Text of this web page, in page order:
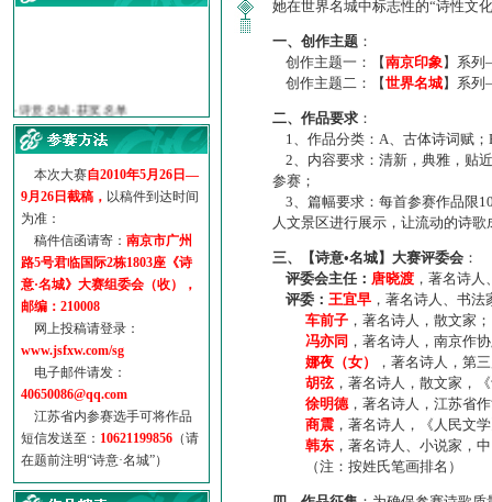
·【诗意·名城】地铁展示作...
·诗意名城·地铁时间
·地铁完美呈现【诗意·名城...
参赛作品多达5000多首
“诗意·名城”晒诗会
特别通知--致广大诗词爱好...
本次大赛自2010年5月26日—
9月26日截稿， 以稿件到达时间
为准：
稿件信函请寄： 南京市广州
路5号君临国际2栋1803座《诗
意·名城》大赛组委会（收），
邮编：210008
网上投稿请登录：
www.jsfxw.com/sg
电子邮件请发：
40650086@qq.com
江苏省内参赛选手可将作品
短信发送至： 10621199856 （请
在题前注明“诗意·名城”）
她在世界名城中标志性的“诗性文
一、创作主题 ：
创作主题一：【南京印象】系
创作主题二：【世界名城】系
二、作品要求 ：
1、作品分类：A、古体诗词赋；
2、内容要求：清新，典雅，贴
参赛；
3、篇幅要求：每首参赛作品限
人文景区进行展示，让流动的诗
三、【诗意•名城】大赛评委会 ：
评委会主任： 唐晓渡 ，著名诗
评委： 王宜早 ，著名诗人、书
车前子 ，著名诗人，散文家；
冯亦同 ，著名诗人，南京作
娜夜（女）
，著名诗人，第
胡弦，著名诗人，散文家，
徐明德，著名诗人，江苏省
商震 ，著名诗人，《人民文
韩东 ，著名诗人、小说家，
（注：按姓氏笔画排名）